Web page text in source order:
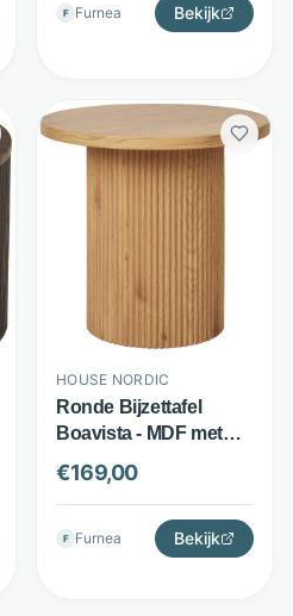
F Furnea Bekijk
HOUSE NORDIC
Ronde Bijzettafel
Boavista - MDF met
Melamine - Latten
Design - Eiken Bruin -
House Nordic
€169,00
F Furnea Bekijk